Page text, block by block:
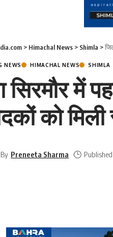
> Himachal News > Shimla >
NEWS HIMACHAL NEWS SHIMLA
सिरमौर में
को मिली
By Preneeta Sharma